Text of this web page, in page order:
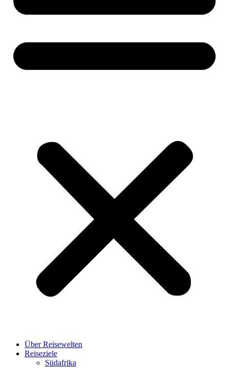
Über Reisewelten
Reiseziele
Südafrika